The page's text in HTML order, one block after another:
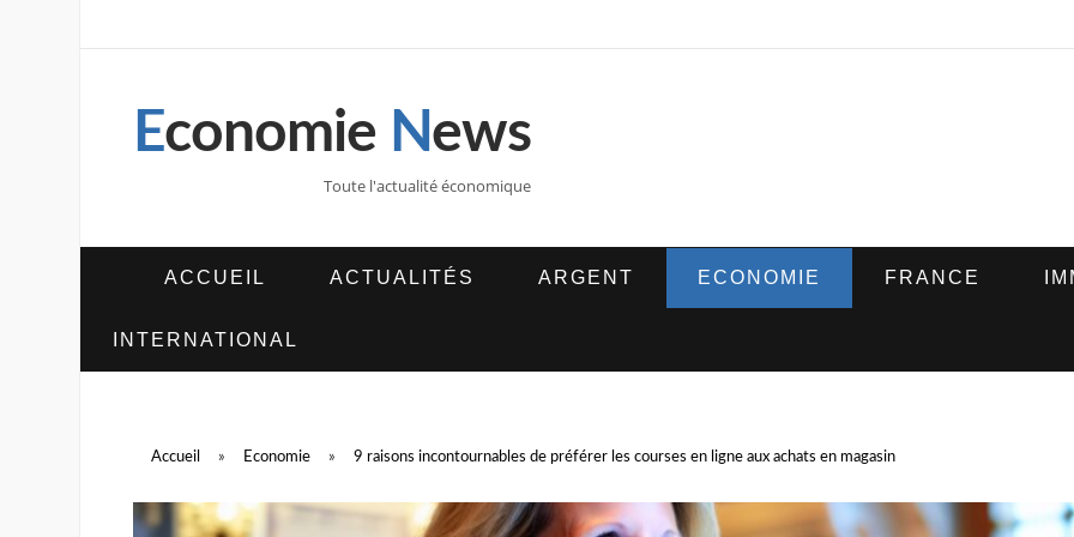
Economie News
Toute l'actualité économique
ACCUEIL ACTUALITÉS ARGENT ECONOMIE FRANCE
INTERNATIONAL
Accueil » Economie » 9 raisons incontournables de préférer les courses en ligne aux achats en magasin